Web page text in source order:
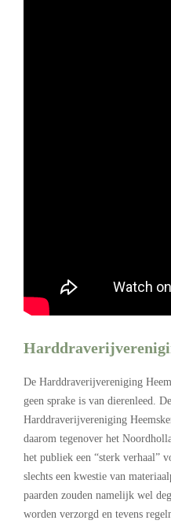
De Harddraverijvereniging
geen sprake is van dierenleed.
Harddraverijvereniging
daarom tegenover het
het publiek een “sterk verhaal”
slechts een kwestie van
paarden zouden namelijk wel
worden verzorgd en tevens